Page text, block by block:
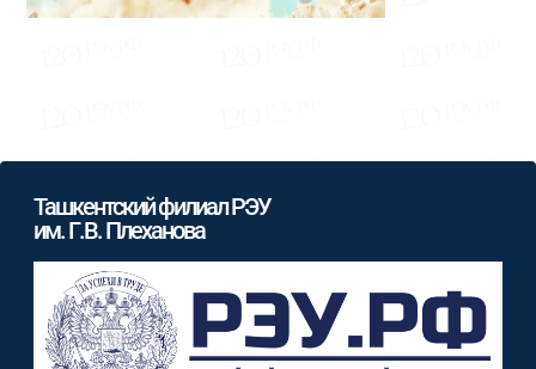
Ташкентский филиал РЭУ
им. Г.В. Плеханова